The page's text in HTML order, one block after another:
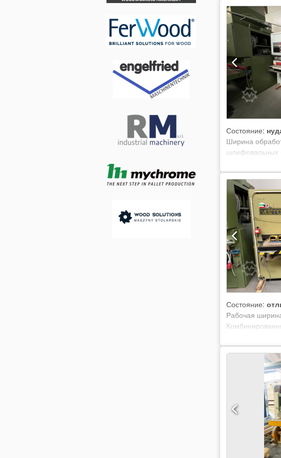
мм Ширина:
Состояние:
Ширина
шлифовальных
Колебание
Сертификат CE
Состояние:
Рабочая